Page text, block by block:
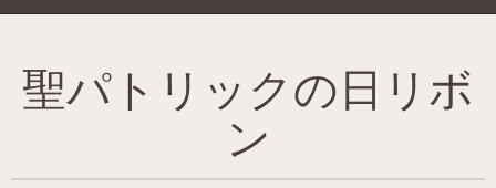
聖パトリックの日リボ
ン